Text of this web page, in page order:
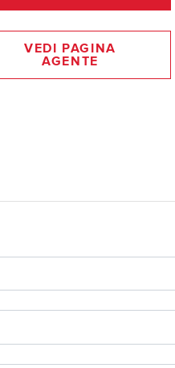
VEDI PAGINA
AGENTE